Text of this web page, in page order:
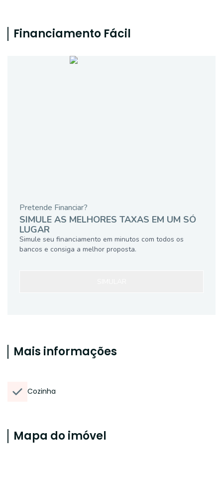
Financiamento Fácil
Pretende Financiar?
SIMULE AS MELHORES TAXAS EM UM SÓ
LUGAR
Simule seu financiamento em minutos com todos os
bancos e consiga a melhor proposta.
Mais informações
Cozinha
Mapa do imóvel